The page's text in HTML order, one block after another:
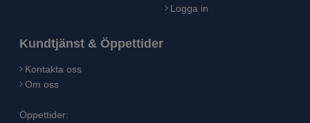
Logga in
Kundtjänst & Öppettider
Kontakta oss
Om oss
Öppettider: